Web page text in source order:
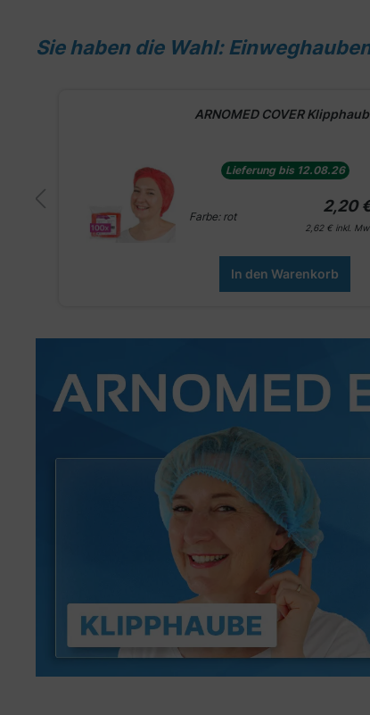
Sie haben die Wahl:
ARNOMED COVER
Lieferung bis 12.08.26
Farbe: rot
2,20
2,62 €inkl.
In den Warenkorb